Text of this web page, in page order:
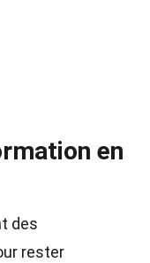
en
des
rester